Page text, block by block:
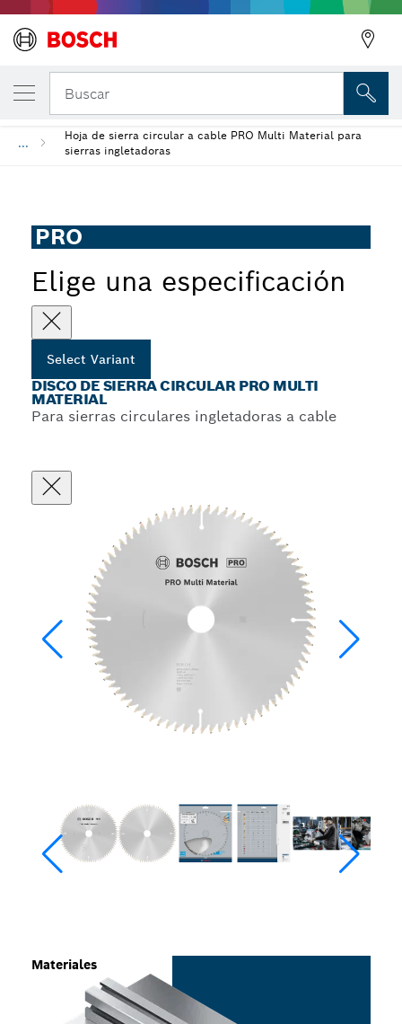
Buscar
...
Hoja de sierra circular a cable PRO Multi Material para
sierras ingletadoras
PRO
Elige una especificación
Select Variant
DISCO DE SIERRA CIRCULAR PRO MULTI
MATERIAL
Para sierras circulares ingletadoras a cable
Materiales
Disco de sierra circular PRO Multi Material